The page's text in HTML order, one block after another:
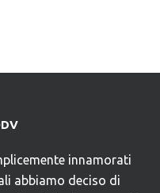
innamorati
abbiamo deciso di